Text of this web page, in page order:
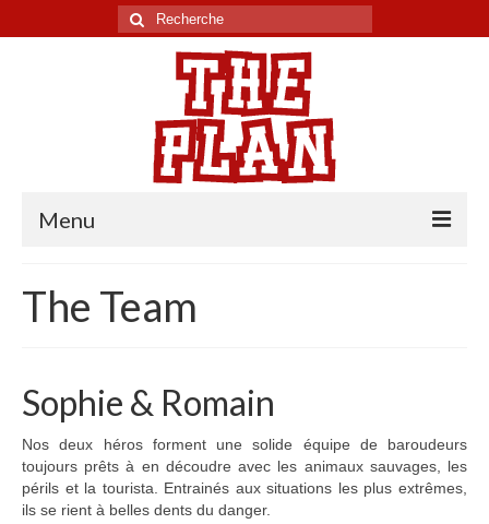
Rechercher
:
Menu
Chili
Equateur
Colombie
Etats-Unis
The Team
Sophie & Romain
Nos deux héros forment une solide équipe de baroudeurs
toujours prêts à en découdre avec les animaux sauvages, les
périls et la tourista. Entrainés aux situations les plus extrêmes,
ils se rient à belles dents du danger.